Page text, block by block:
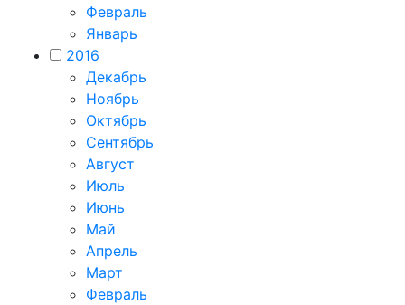
Февраль
Январь
2016
Декабрь
Ноябрь
Октябрь
Сентябрь
Август
Июль
Июнь
Май
Апрель
Март
Февраль